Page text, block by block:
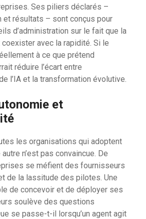
Ses piliers déclarés –
et résultats – sont conçus pour
d’administration sur le fait que la
avec la rapidité. Si le
à ce que prétend
réduire l’écart entre
l’IA et la transformation évolutive.
et
les organisations qui adoptent
autre n’est pas convaincue. De
se méfient des fournisseurs
de la lassitude des pilotes. Une
de concevoir et de déployer ses
soulève des questions
se passe-t-il lorsqu’un agent agit